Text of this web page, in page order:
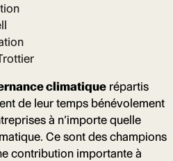
climatique répartis
de leur temps bénévolement
à n’importe quelle
Ce sont des champions
contribution importante à